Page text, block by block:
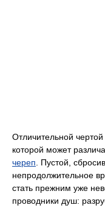
Отличительной
которой может
череп. Пустой,
непродолжительное
стать прежним уже
проводники душ: